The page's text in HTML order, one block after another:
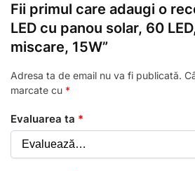
Fii primul care adaugi o
LED cu panou solar, 60
miscare, 15W”
Adresa ta de email nu va fi publicată.
marcate cu *
Evaluarea ta *